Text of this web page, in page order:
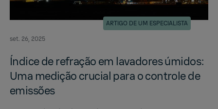
set. 26, 2025
ARTIGO DE UM ESPECIALISTA
Índice de refração em lavadores úmidos:
Uma medição cru­cial para o con­t­role de
emissões